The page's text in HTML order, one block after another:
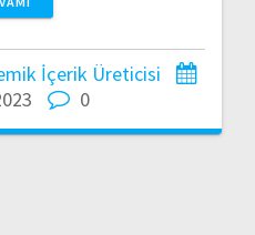
İçerik Üreticisi
0